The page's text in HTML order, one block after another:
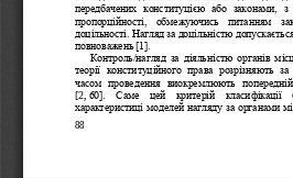
88
передбачених  конституцією  або  законами,
пропорційності,  обмежуючись  питанням
доцільності. Нагляд за доцільністю
повноважень [1].
Контроль/нагляд  за діяльністю  органів
теорії  конституційного  права  розрізняють
часом  проведення  виокремлюють
[2, 60].  Саме  цей  критерій
характеристиці моделей нагляду за органами